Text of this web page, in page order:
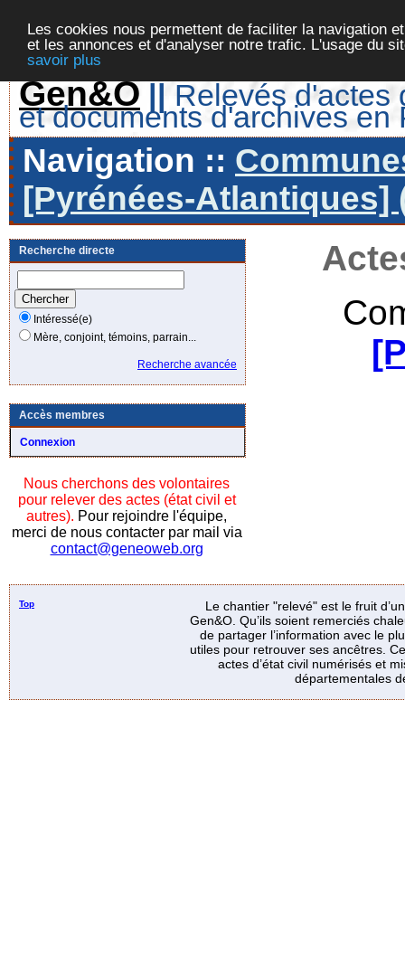
Les cookies nous permettent de faciliter la navigation
et les annonces et d'analyser notre trafic. L'usage du
savoir plus
Gen&O || Relevés d'actes
et documents d'archives en
Navigation ::
[Pyrénées-Atlantiques]
Recherche directe
Intéressé(e)
Mère, conjoint, témoins, parrain...
Recherche avancée
Accès membres
Connexion
Nous cherchons des volontaires
pour relever des actes (état civil et
autres). Pour rejoindre l'équipe,
merci de nous contacter par mail via
contact@geneoweb.org
Top
Le chantier "relevé" est le fruit
Gen&O. Qu’ils soient remerciés
de partager l’information avec le
utiles pour retrouver ses ancêtres.
actes d’état civil numérisés et
départementales